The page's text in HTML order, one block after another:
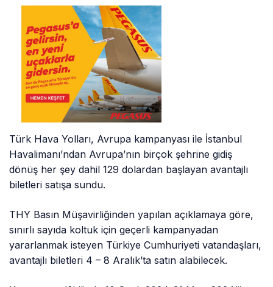
Türk Hava Yolları, Avrupa kampanyası ile İstanbul
Havalimanı’ndan Avrupa’nın birçok şehrine gidiş
dönüş her şey dahil 129 dolardan başlayan avantajlı
biletleri satışa sundu.
THY Basın Müşavirliğinden yapılan açıklamaya göre,
sınırlı sayıda koltuk için geçerli kampanyadan
yararlanmak isteyen Türkiye Cumhuriyeti vatandaşları,
avantajlı biletleri 4 – 8 Aralık’ta satın alabilecek.